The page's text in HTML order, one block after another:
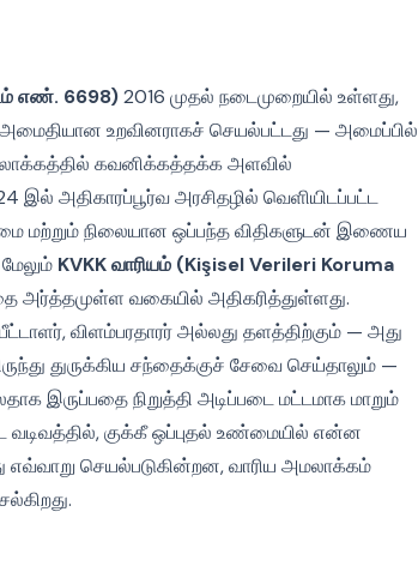
எண். 6698)2016 முதல் நடைமுறையில் உள்ளது,
உறவினராகச் செயல்பட்டது — அமைப்பில்
கவனிக்கத்தக்க அளவில்
இல் அதிகாரப்பூர்வ அரசிதழில் வெளியிடப்பட்ட
மற்றும் நிலையான ஒப்பந்த விதிகளுடன் இணைய
KVKK வாரியம் (Kişisel Verileri Koruma
அர்த்தமுள்ள வகையில் அதிகரித்துள்ளது.
விளம்பரதாரர் அல்லது தளத்திற்கும் — அது
துருக்கிய சந்தைக்குச் சேவை செய்தாலும் —
இருப்பதை நிறுத்தி அடிப்படை மட்டமாக மாறும்
குக்கீ ஒப்புதல் உண்மையில் என்ன
எவ்வாறு செயல்படுகின்றன, வாரிய அமலாக்கம்